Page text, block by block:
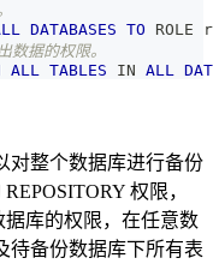
DATABASES TO ROLE
据的权限。
ALL TABLES IN ALL
对整个数据库进行备份
权限，
据库的权限，在任意数
待备份数据库下所有表